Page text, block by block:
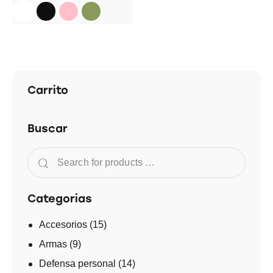
Carrito
Buscar
Categorias
Accesorios (15)
Armas (9)
Defensa personal (14)